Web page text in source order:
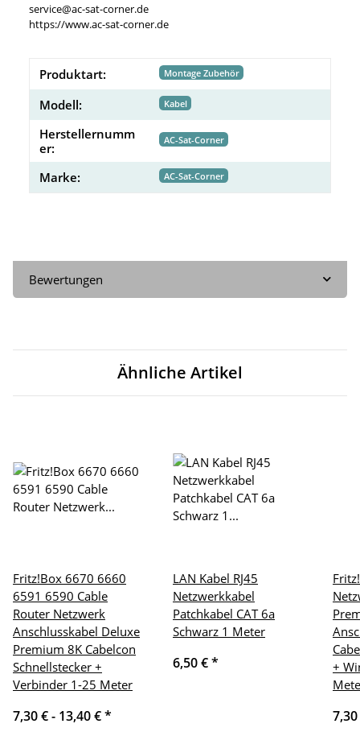
service@ac-sat-corner.de
https://www.ac-sat-corner.de
Produktart: Montage Zubehör
Modell: Kabel
Herstellernumm
er:
AC-Sat-Corner
Marke: AC-Sat-Corner
Bewertungen
Ähnliche Artikel
Fritz!Box 6670 6660
6591 6590 Cable
Router Netzwerk
Anschlusskabel Deluxe
Premium 8K Cabelcon
Schnellstecker +
Verbinder 1-25 Meter
7,30 € - 13,40 €*
LAN Kabel RJ45
Netzwerkkabel
Patchkabel CAT 6a
Schwarz 1 Meter
6,50 €*
+